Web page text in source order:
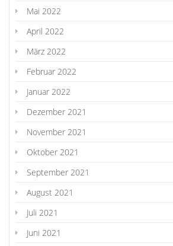
Mai 2022
April 2022
März 2022
Februar 2022
Januar 2022
Dezember 2021
November 2021
Oktober 2021
September 2021
August 2021
Juli 2021
Juni 2021